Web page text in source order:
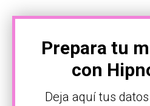
Prepara tu
con
Deja aquí tus